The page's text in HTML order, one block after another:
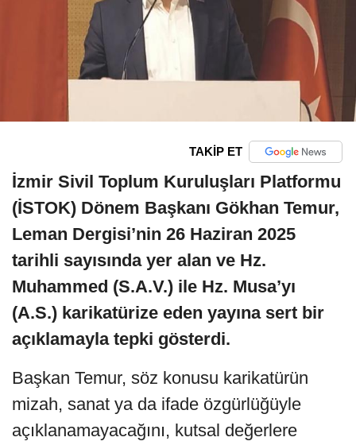
TAKİP ET
İzmir Sivil Toplum Kuruluşları Platformu
(İSTOK) Dönem Başkanı Gökhan Temur,
Leman Dergisi’nin 26 Haziran 2025
tarihli sayısında yer alan ve Hz.
Muhammed (S.A.V.) ile Hz. Musa’yı
(A.S.) karikatürize eden yayına sert bir
açıklamayla tepki gösterdi.
Başkan Temur, söz konusu karikatürün
mizah, sanat ya da ifade özgürlüğüyle
açıklanamayacağını, kutsal değerlere